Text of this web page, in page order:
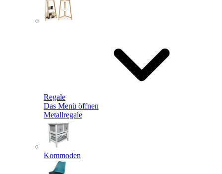
Regale
Das Menü öffnen
Metallregale
Kommoden